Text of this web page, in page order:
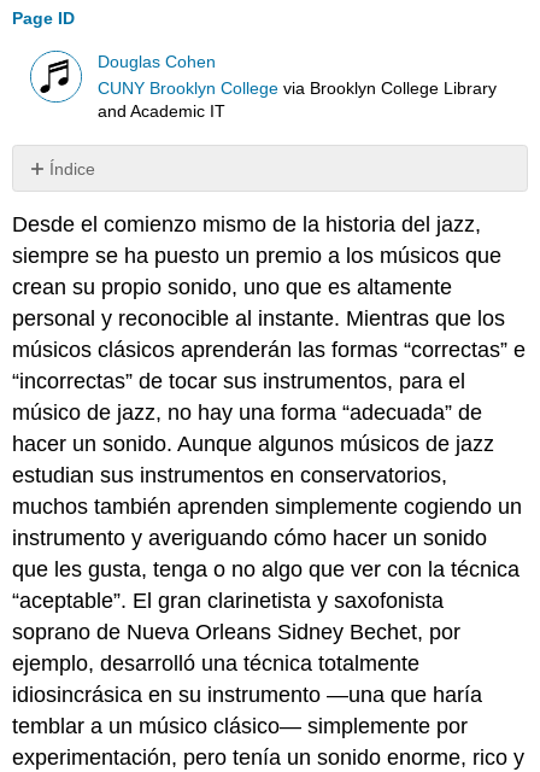
Page ID
Douglas Cohen
CUNY Brooklyn College via Brooklyn College Library
and Academic IT
Índice
Sin
Desde el comienzo mismo de la historia del jazz,
siempre se ha puesto un premio a los músicos que
crean su propio sonido, uno que es altamente
personal y reconocible al instante. Mientras que los
músicos clásicos aprenderán las formas “correctas” e
“incorrectas” de tocar sus instrumentos, para el
músico de jazz, no hay una forma “adecuada” de
hacer un sonido. Aunque algunos músicos de jazz
estudian sus instrumentos en conservatorios,
muchos también aprenden simplemente cogiendo un
instrumento y averiguando cómo hacer un sonido
que les gusta, tenga o no algo que ver con la técnica
“aceptable”. El gran clarinetista y saxofonista
soprano de Nueva Orleans Sidney Bechet, por
ejemplo, desarrolló una técnica totalmente
idiosincrásica en su instrumento —una que haría
temblar a un músico clásico— simplemente por
experimentación, pero tenía un sonido enorme, rico y